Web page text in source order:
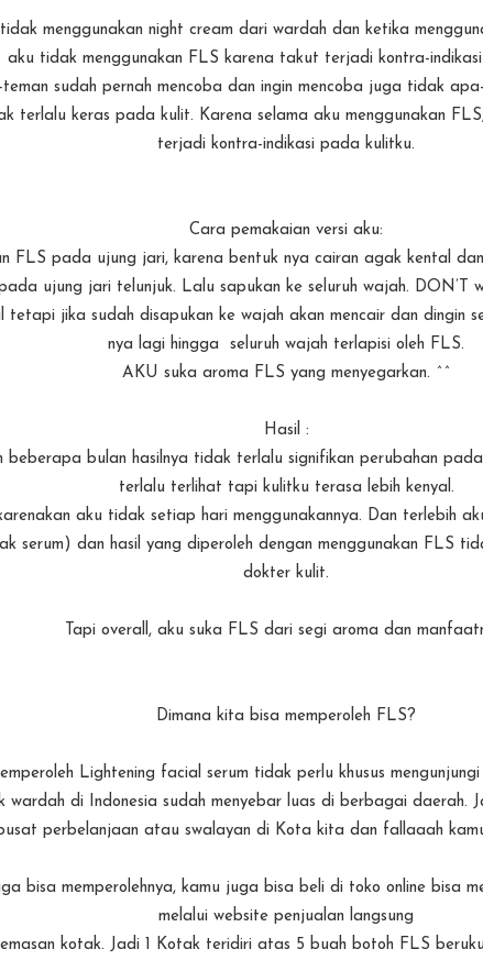
menggunakan night cream dari wardah dan ketika
aku tidak menggunakan FLS karena takut terjadi kontra-
teman sudah pernah mencoba dan ingin mencoba juga tidak
terlalu keras pada kulit. Karena selama aku menggunakan
terjadi kontra-indikasi pada kulitku.
Cara pemakaian versi aku:
FLS pada ujung jari, karena bentuk nya cairan agak kental
ujung jari telunjuk. Lalu sapukan ke seluruh wajah. DON’T
tetapi jika sudah disapukan ke wajah akan mencair dan dingin
nya lagi hingga seluruh wajah terlapisi oleh FLS.
AKU suka aroma FLS yang menyegarkan. ^^
Hasil :
beberapa bulan hasilnya tidak terlalu signifikan perubahan
terlalu terlihat tapi kulitku terasa lebih kenyal.
aku tidak setiap hari menggunakannya. Dan terlebih
serum) dan hasil yang diperoleh dengan menggunakan FLS
dokter kulit.
Tapi overall, aku suka FLS dari segi aroma dan
Dimana kita bisa memperoleh FLS?
Lightening facial serum tidak perlu khusus
wardah di Indonesia sudah menyebar luas di berbagai daerah.
perbelanjaan atau swalayan di Kota kita dan fallaaah
bisa memperolehnya, kamu juga bisa beli di toko online bisa
melalui website penjualan langsung
kotak. Jadi 1 Kotak teridiri atas 5 buah botoh FLS